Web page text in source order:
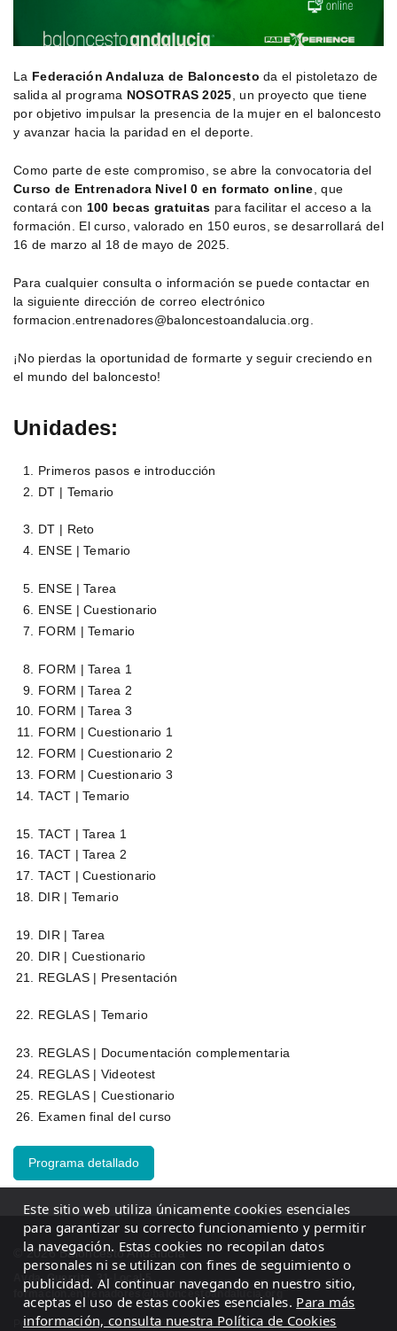
La Federación Andaluza de Baloncesto da el pistoletazo de
salida al programa NOSOTRAS 2025 , un proyecto que tiene
por objetivo impulsar la presencia de la mujer en el baloncesto
y avanzar hacia la paridad en el deporte.
Como parte de este compromiso, se abre la convocatoria del
Curso de Entrenadora Nivel 0 en formato online , que
contará con 100 becas gratuitas para facilitar el acceso a la
formación. El curso, valorado en 150 euros, se desarrollará del
16 de marzo al 18 de mayo de 2025.
Para cualquier consulta o información se puede contactar en
la siguiente dirección de correo electrónico
formacion.entrenadores@baloncestoandalucia.org.
¡No pierdas la oportunidad de formarte y seguir creciendo en
el mundo del baloncesto!
Unidades:
Primeros pasos e introducción
DT | Temario
DT | Reto
ENSE | Temario
ENSE | Tarea
ENSE | Cuestionario
FORM | Temario
FORM | Tarea 1
FORM | Tarea 2
FORM | Tarea 3
FORM | Cuestionario 1
FORM | Cuestionario 2
FORM | Cuestionario 3
TACT | Temario
TACT | Tarea 1
TACT | Tarea 2
TACT | Cuestionario
DIR | Temario
DIR | Tarea
DIR | Cuestionario
REGLAS | Presentación
REGLAS | Temario
REGLAS | Documentación complementaria
REGLAS | Videotest
REGLAS | Cuestionario
Examen final del curso
Programa detallado
© 2026 Baloncesto Andalucía
Avda. Guerrita, 31-Local 5
formacion.entrenadores@baloncestoandalucia.org
Política de privacidad · Política de cookies
Este sitio web utiliza únicamente cookies esenciales
para garantizar su correcto funcionamiento y permitir
la navegación. Estas cookies no recopilan datos
personales ni se utilizan con fines de seguimiento o
publicidad. Al continuar navegando en nuestro sitio,
aceptas el uso de estas cookies esenciales. Para más
información, consulta nuestra Política de Cookies